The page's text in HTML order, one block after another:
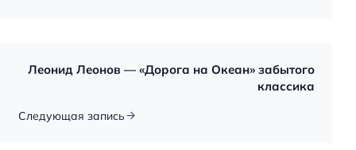
Леонид Леонов — «Дорога на Океан» забытого
классика
Следующая запись